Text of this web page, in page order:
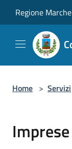
Regione Marche
Home > Servizi